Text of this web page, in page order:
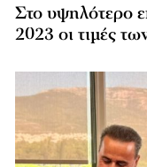
Στο υψηλότερο
2023 οι τιμές